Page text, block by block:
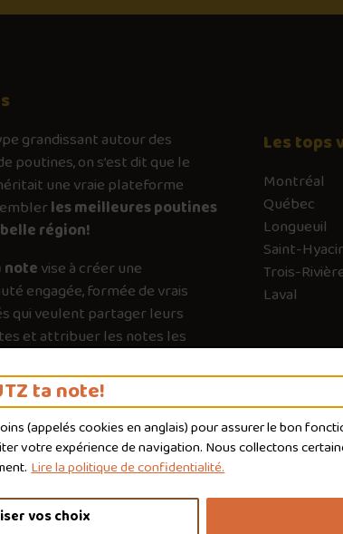
ta note!
(appeléscookiesen anglais) pour assurer le bon
votre expérience de navigation. Nous collectons
Lire la politique de confidentialité.
vos choix
grandissant autour des
poutines, on s’est dit que le
une vraie plateforme
les meilleures poutines
région!
notevise à créer une
engagée, formée de vrais
qui veulent partager leurs
et attribuer les notes les
pour guider les autres vers les
valent vraiment le détour.
Les tops
Montréal
Québec
Longueuil
Saint-
Trois-
Laval
d'utilisation